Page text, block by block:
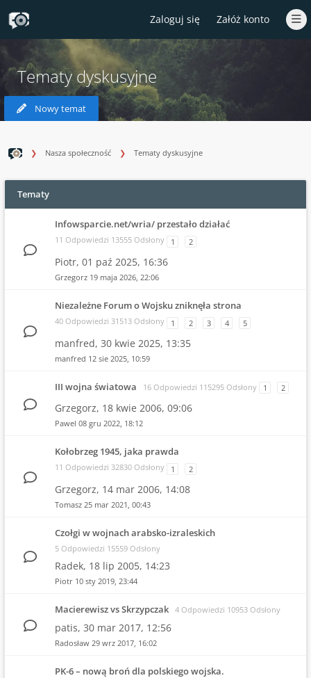
Zaloguj się Załóż konto
Tematy dyskusyjne
Nowy temat
Nasza społeczność Tematy dyskusyjne
Tematy
Infowsparcie.net/wria/ przestało działać
11 Odpowiedzi 13555 Odsłony 1 2
Piotr, 01 paź 2025, 16:36
Grzegorz 19 maja 2026, 22:06
Niezależne Forum o Wojsku zniknęła strona
40 Odpowiedzi 31513 Odsłony 1 2 3 4 5
manfred, 30 kwie 2025, 13:35
manfred 12 sie 2025, 10:59
III wojna światowa 16 Odpowiedzi 115295 Odsłony 1 2
Grzegorz, 18 kwie 2006, 09:06
Pawel 08 gru 2022, 18:12
Kołobrzeg 1945, jaka prawda
11 Odpowiedzi 32830 Odsłony 1 2
Grzegorz, 14 mar 2006, 14:08
Tomasz 25 mar 2021, 00:43
Czołgi w wojnach arabsko-izraleskich
5 Odpowiedzi 15559 Odsłony
Radek, 18 lip 2005, 14:23
Piotr 10 sty 2019, 23:44
Macierewisz vs Skrzypczak 4 Odpowiedzi 10953 Odsłony
patis, 30 mar 2017, 12:56
Radosław 29 wrz 2017, 16:02
PK-6 – nową broń dla polskiego wojska.